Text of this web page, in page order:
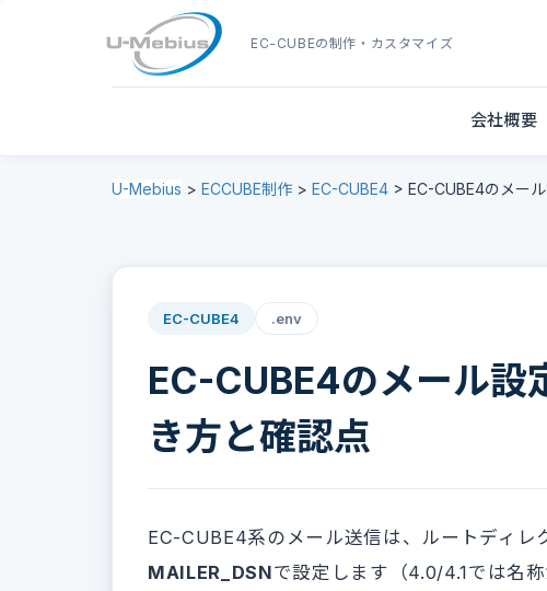
EC-CUBEの制作・カスタマイズ
会社概要
U-Mebius > ECCUBE制作 > EC-CUBE4 > EC-CUBE4のメー
EC-CUBE4 .env
EC-CUBE4のメール設
き方と確認点
EC-CUBE4系のメール送信は、ルートディレ
MAILER_DSNで設定します（4.0/4.1では名